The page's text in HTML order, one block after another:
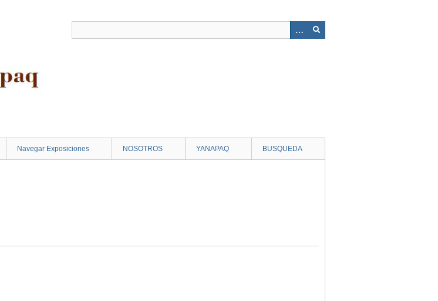
Navegar Exposiciones NOSOTROS YANAPAQ BUSQUEDA